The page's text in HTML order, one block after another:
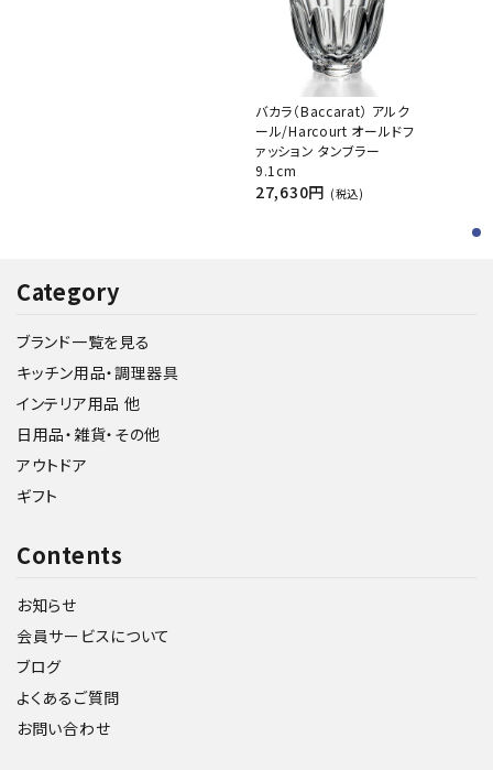
バカラ（Baccarat） アルク
ール/Harcourt オールドフ
ァッション タンブラー
9.1cm
27,630円 (税込)
Category
ブランド一覧を見る
キッチン用品・調理器具
インテリア用品 他
日用品・雑貨・その他
アウトドア
ギフト
Contents
お知らせ
会員サービスについて
ブログ
よくあるご質問
お問い合わせ